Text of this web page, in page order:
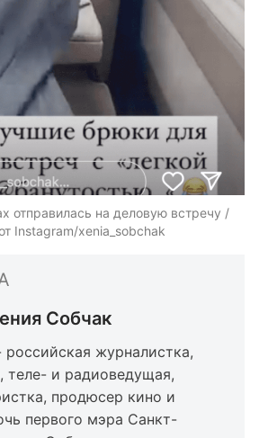
отправилась на деловую встречу /
Instagram/xenia_sobchak
Собчак
журналистка,
теле- и радиоведущая,
продюсер кино и
первого мэра Санкт-